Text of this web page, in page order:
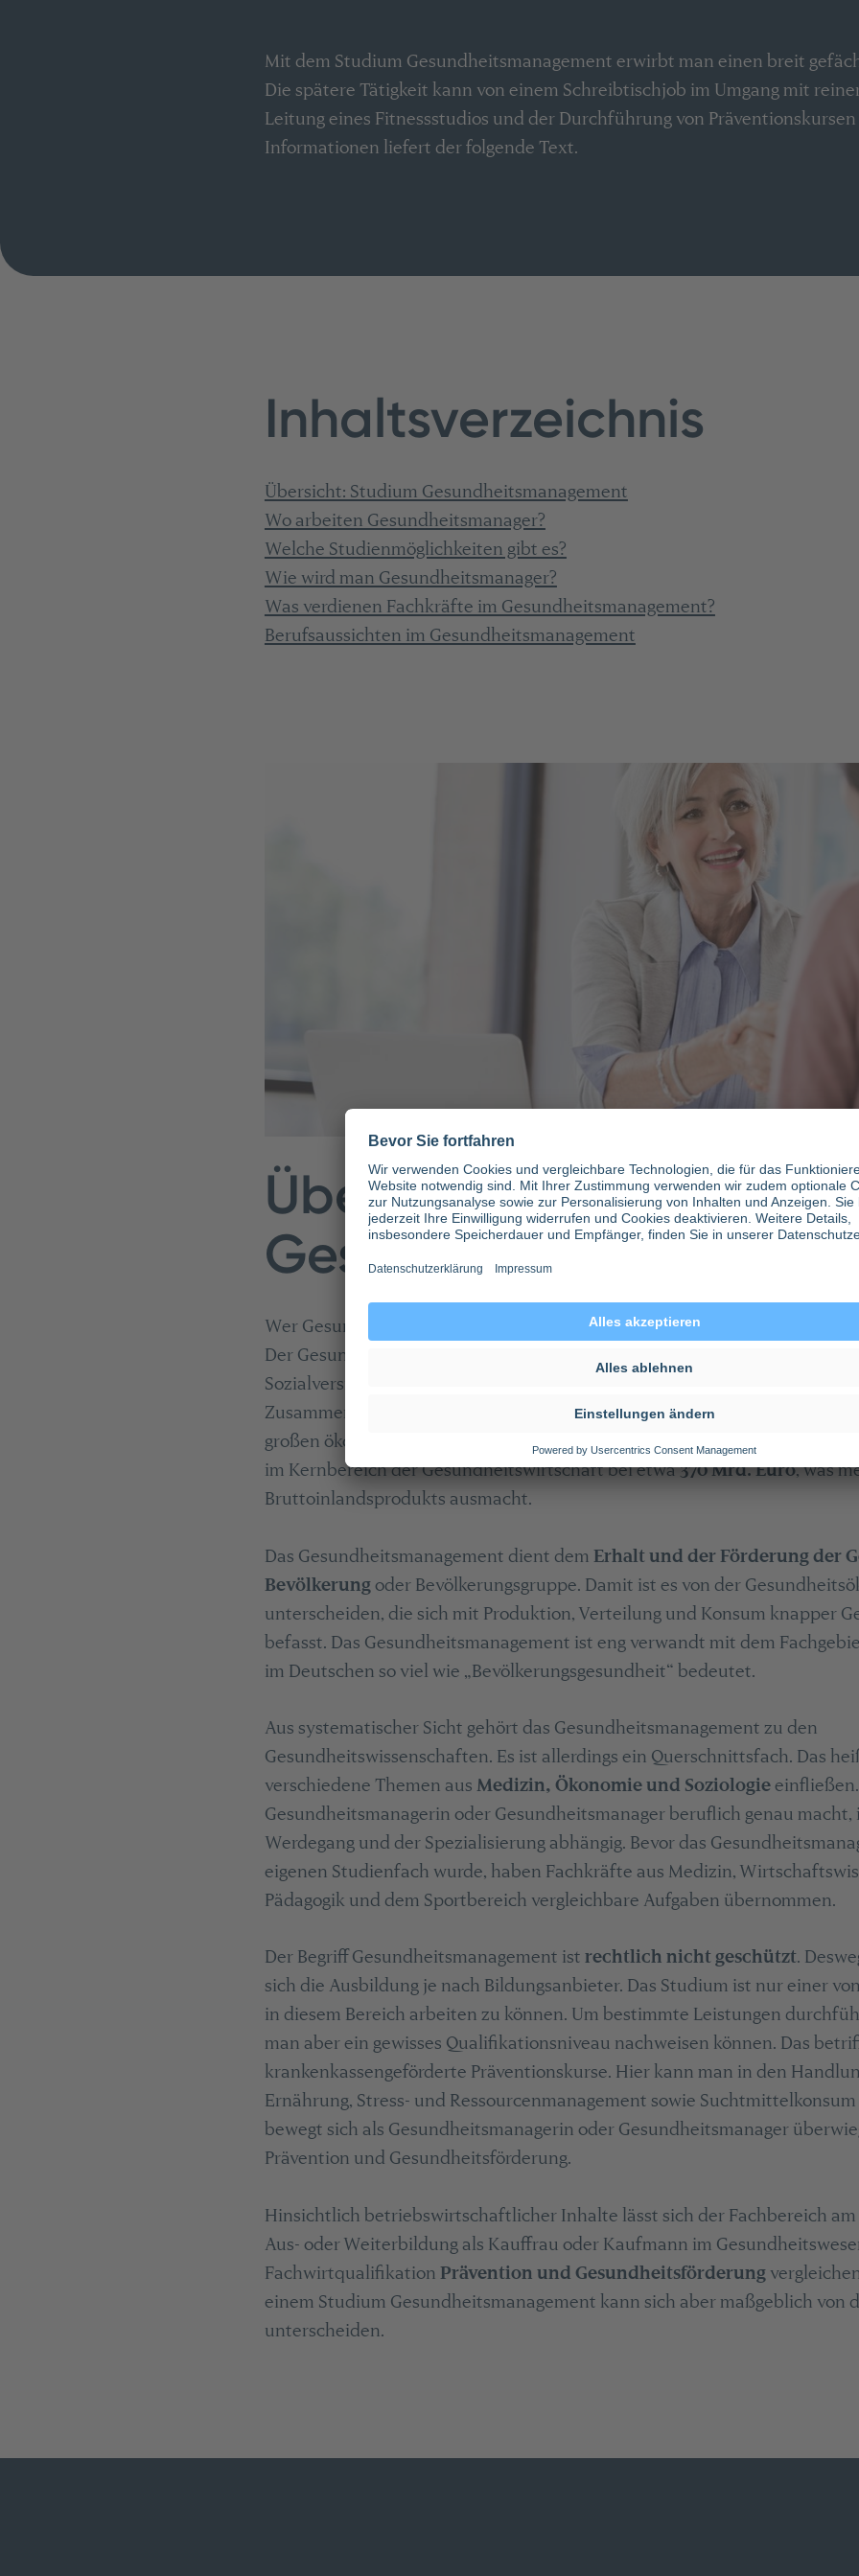
Mit dem Studium Gesundheitsmanagement erwirbt man einen breit
Die spätere Tätigkeit kann von einem Schreibtischjob im Umgang mit
Leitung eines Fitnessstudios und der Durchführung von
Informationen liefert der folgende Text.
Inhaltsverzeichnis
Übersicht: Studium Gesundheitsmanagement
Wo arbeiten Gesundheitsmanager?
Welche Studienmöglichkeiten gibt es?
Wie wird man Gesundheitsmanager?
Was verdienen Fachkräfte im Gesundheitsmanagement?
Berufsaussichten im Gesundheitsmanagement
Übersicht: Studium
Wer Gesundheitsmanagement studieren möchte, muss sich zunächst
Der Gesundheitsmarkt ist eine Welt für sich. Neben dem
Sozialversicherungssystem abgedeckt wird, gibt es einen relativ
Zusammengefasst werden beide Bereiche alsGesundheitswirtschaft
großen ökonomischen Stellenwert für Deutschland. Im Jahr 2018 lag die
im Kernbereich der Gesundheitswirtschaft bei etwa370 Mrd. Euro, was
Bruttoinlandsprodukts ausmacht.
Das Gesundheitsmanagement dient dem Erhalt und der Förderung der
Bevölkerungoder Bevölkerungsgruppe. Damit ist es von der
unterscheiden, die sich mit Produktion, Verteilung und Konsum knapper
befasst. Das Gesundheitsmanagement ist eng verwandt mit dem
im Deutschen so viel wie „Bevölkerungsgesundheit“ bedeutet.
Aus systematischer Sicht gehört das Gesundheitsmanagement zu den
Gesundheitswissenschaften. Es ist allerdings ein Querschnittsfach. Das
verschiedene Themen aus Medizin, Ökonomie und Soziologieeinfließen.
Gesundheitsmanagerin oder Gesundheitsmanager beruflich genau macht,
Werdegang und der Spezialisierung abhängig. Bevor das
eigenen Studienfach wurde, haben Fachkräfte aus Medizin,
Pädagogik und dem Sportbereich vergleichbare Aufgaben übernommen.
Der Begriff Gesundheitsmanagement ist rechtlich nicht geschützt.
sich die Ausbildung je nach Bildungsanbieter. Das Studium ist nur einer
in diesem Bereich arbeiten zu können. Um bestimmte Leistungen
man aber ein gewisses Qualifikationsniveau nachweisen können. Das
krankenkassengeförderte Präventionskurse. Hier kann man in den
Ernährung, Stress- und Ressourcenmanagement sowie
bewegt sich als Gesundheitsmanagerin oder Gesundheitsmanager
Prävention und Gesundheitsförderung.
Hinsichtlich betriebswirtschaftlicher Inhalte lässt sich der Fachbereich
Aus- oder Weiterbildung als Kauffrau oder Kaufmann im
Fachwirtqualifikation Prävention und Gesundheitsförderung
einem Studium Gesundheitsmanagement kann sich aber maßgeblich von
unterscheiden.